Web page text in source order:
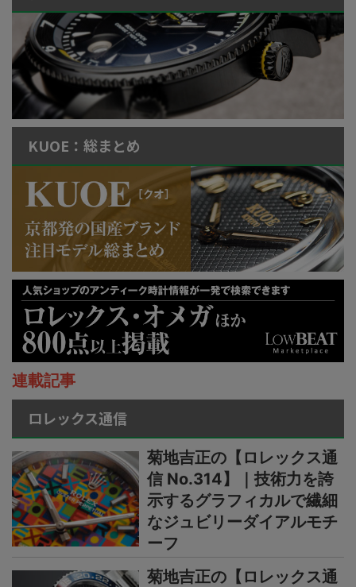
KUOE：総まとめ
連載記事
ロレックス通信
菊地吉正の【ロレックス通
信 No.314】｜技術力を誇
示するグラフィカルで繊細
なジュビリーダイアルモチ
ーフ
菊地吉正の【ロレックス通